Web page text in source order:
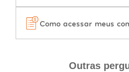
Como acessar meus
Outras